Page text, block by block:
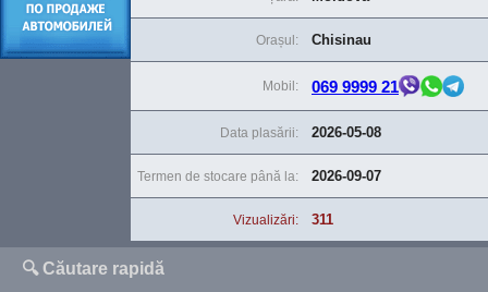
Data plasării: 2026-05-08
Orașul: Chisinau
Termen de stocare până la: 2026-09-07
Mobil: 069 9999 21
Vizualizări: 311
🔍 Căutare rapidă